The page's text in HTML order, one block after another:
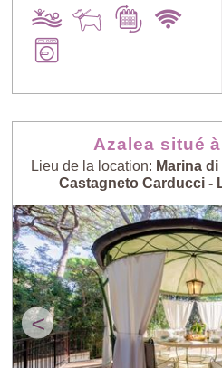
Azalea situé
Lieu de la location: Marina
Castagneto Carducci -
<